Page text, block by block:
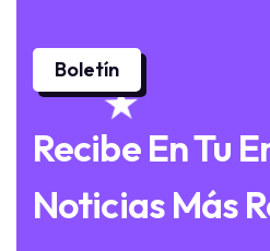
Boletín
Recibe En Tu
Noticias Más